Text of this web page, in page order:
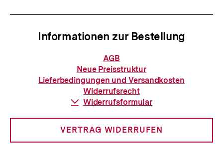
Informationen zur Bestellung
Informationen
zur
Bestellung
AGB
Neue Preisstruktur
Lieferbedingungen und Versandkosten
Widerrufsrecht
Download-
Widerrufsformular
VERTRAG WIDERRUFEN